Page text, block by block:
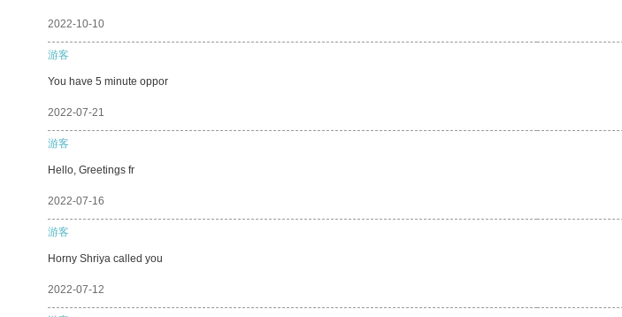
2022-10-10
游客
You have 5 minute oppor
2022-07-21
游客
Hello, Greetings fr
2022-07-16
游客
Horny Shriya called you
2022-07-12